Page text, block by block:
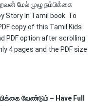
மேல் முழு நம்பிக்கை
Story In Tamil book. To
copy of this Tamil Kids
PDF option after scrolling
4 pages and the PDF size
வேண்டும் – Have Full